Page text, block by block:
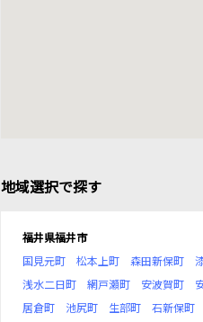
地域選択で探す
福井県福井市
国見元町
松本上町 森田新保町
浅水二日町
網戸瀬町 安波賀町
居倉町
池尻町 生部町 石新保町